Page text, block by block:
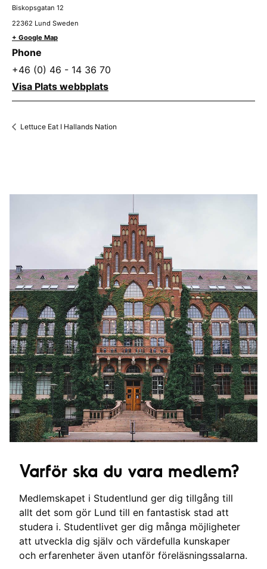
Biskopsgatan 12
22362 Lund Sweden
+ Google Map
Phone
+46 (0) 46 - 14 36 70
Visa Plats webbplats
Lettuce Eat I Hallands Nation
Varför ska du vara medlem?
Medlemskapet i Studentlund ger dig tillgång till
allt det som gör Lund till en fantastisk stad att
studera i. Studentlivet ger dig många möjligheter
att utveckla dig själv och värdefulla kunskaper
och erfarenheter även utanför föreläsningssalarna.